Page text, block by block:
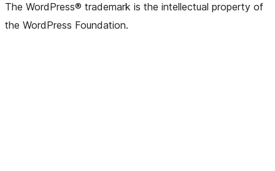
The WordPress® trademark is the intellectual property of
the WordPress Foundation.